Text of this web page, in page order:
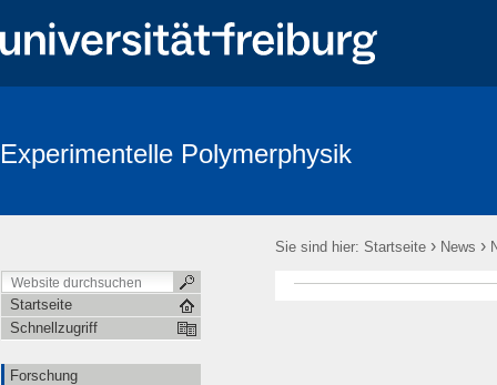
Experimentelle Polymerphysik
Sie sind hier: Startseite › News ›
Startseite
Schnellzugriff
Forschung